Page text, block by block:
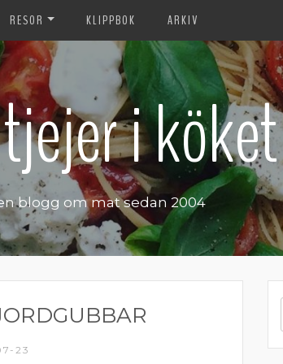
RESOR KLIPPBOK ARKIV
i köket
blogg om mat sedan 2004
23